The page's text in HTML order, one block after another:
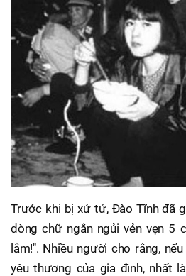
Trước khi bị xử tử, Đào Tĩnh đã
dòng chữ ngắn ngủi vẻn vẹn 5
lắm!". Nhiều người cho rằng,
yêu thương của gia đình, nhất